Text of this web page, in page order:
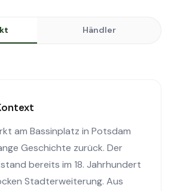
Händler
am Bassinplatz in Potsdam
Geschichte zurück. Der
bereits im 18. Jahrhundert
Stadterweiterung. Aus